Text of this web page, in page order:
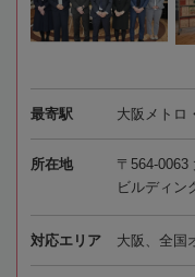
最寄駅 大阪メトロ
所在地
〒564-0063
ビルディン
対応エリア 大阪、全国